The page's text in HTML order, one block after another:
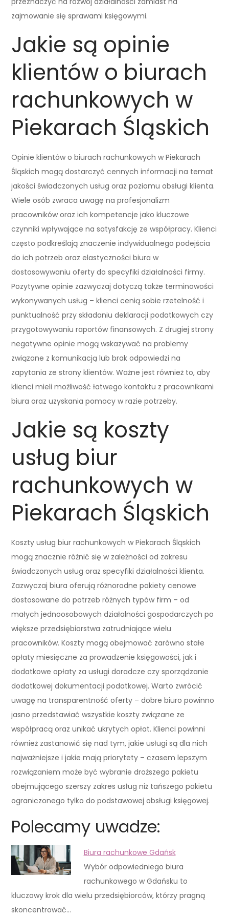
zajmowanie się sprawami księgowymi.
Jakie są opinie
klientów o biurach
rachunkowych w
Piekarach Śląskich
Opinie klientów o biurach rachunkowych w Piekarach
Śląskich mogą dostarczyć cennych informacji na temat
jakości świadczonych usług oraz poziomu obsługi klienta.
Wiele osób zwraca uwagę na profesjonalizm
pracowników oraz ich kompetencje jako kluczowe
czynniki wpływające na satysfakcję ze współpracy. Klienci
często podkreślają znaczenie indywidualnego podejścia
do ich potrzeb oraz elastyczności biura w
dostosowywaniu oferty do specyfiki działalności firmy.
Pozytywne opinie zazwyczaj dotyczą także terminowości
wykonywanych usług – klienci cenią sobie rzetelność i
punktualność przy składaniu deklaracji podatkowych czy
przygotowywaniu raportów finansowych. Z drugiej strony
negatywne opinie mogą wskazywać na problemy
związane z komunikacją lub brak odpowiedzi na
zapytania ze strony klientów. Ważne jest również to, aby
klienci mieli możliwość łatwego kontaktu z pracownikami
biura oraz uzyskania pomocy w razie potrzeby.
Jakie są koszty
usług biur
rachunkowych w
Piekarach Śląskich
Koszty usług biur rachunkowych w Piekarach Śląskich
mogą znacznie różnić się w zależności od zakresu
świadczonych usług oraz specyfiki działalności klienta.
Zazwyczaj biura oferują różnorodne pakiety cenowe
dostosowane do potrzeb różnych typów firm – od
małych jednoosobowych działalności gospodarczych po
większe przedsiębiorstwa zatrudniające wielu
pracowników. Koszty mogą obejmować zarówno stałe
opłaty miesięczne za prowadzenie księgowości, jak i
dodatkowe opłaty za usługi doradcze czy sporządzanie
dodatkowej dokumentacji podatkowej. Warto zwrócić
uwagę na transparentność oferty – dobre biuro powinno
jasno przedstawiać wszystkie koszty związane ze
współpracą oraz unikać ukrytych opłat. Klienci powinni
również zastanowić się nad tym, jakie usługi są dla nich
najważniejsze i jakie mają priorytety – czasem lepszym
rozwiązaniem może być wybranie droższego pakietu
obejmującego szerszy zakres usług niż tańszego pakietu
ograniczonego tylko do podstawowej obsługi księgowej.
Polecamy uwadze:
Biura rachunkowe Gdańsk
Wybór odpowiedniego biura
rachunkowego w Gdańsku to
kluczowy krok dla wielu przedsiębiorców, którzy pragną
skoncentrować…